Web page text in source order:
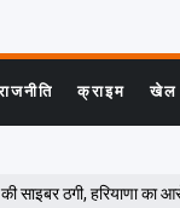
क्राइम खेल
ठगी, हरियाणा का